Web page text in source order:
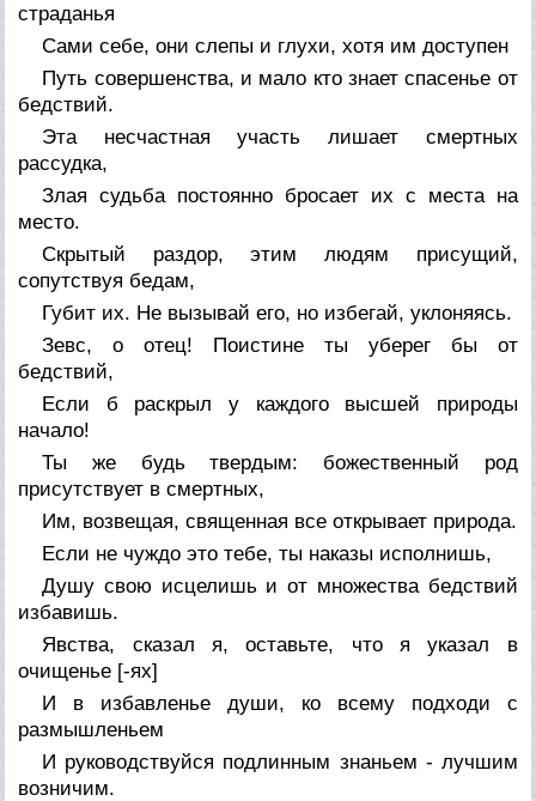
страданья
Сами себе, они слепы и глухи, хотя им доступен
Путь совершенства, и мало кто знает спасенье от
бедствий.
Эта несчастная участь лишает смертных
рассудка,
Злая судьба постоянно бросает их с места на
место.
Скрытый раздор, этим людям присущий,
сопутствуя бедам,
Губит их. Не вызывай его, но избегай, уклоняясь.
Зевс, о отец! Поистине ты уберег бы от
бедствий,
Если б раскрыл у каждого высшей природы
начало!
Ты же будь твердым: божественный род
присутствует в смертных,
Им, возвещая, священная все открывает природа.
Если не чуждо это тебе, ты наказы исполнишь,
Душу свою исцелишь и от множества бедствий
избавишь.
Явства, сказал я, оставьте, что я указал в
очищенье [-ях]
И в избавленье души, ко всему подходи с
размышленьем
И руководствуйся подлинным знаньем - лучшим
возничим.